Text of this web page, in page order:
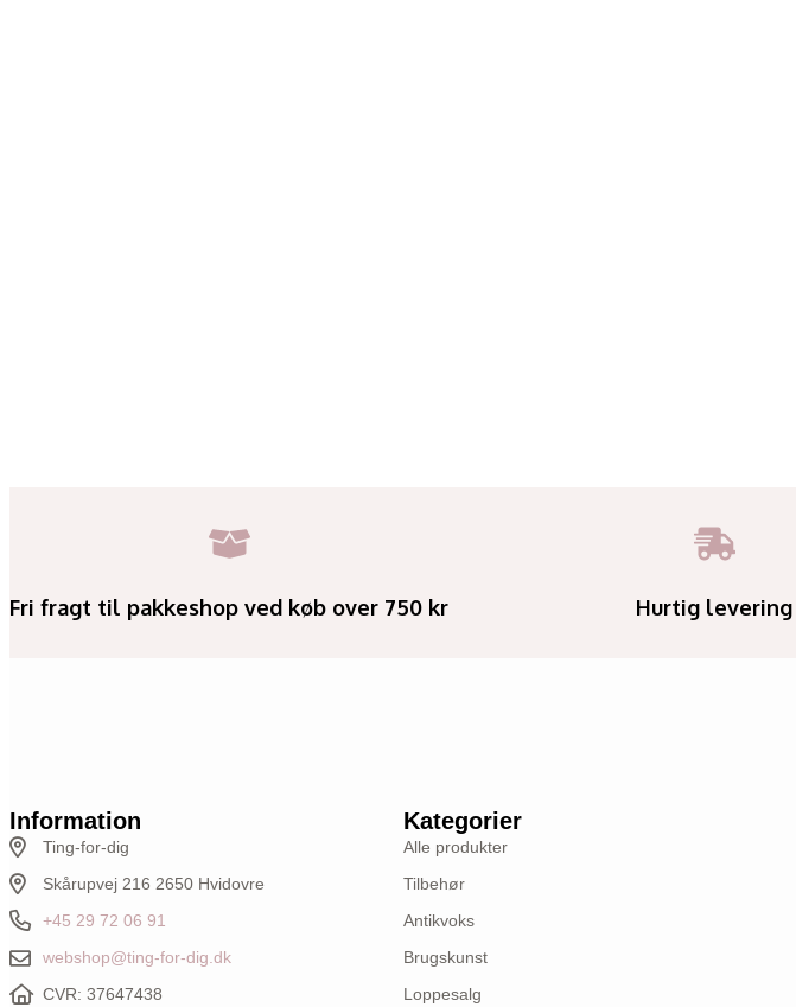
Fri fragt til pakkeshop ved køb over 750 kr Hurtig levering
Information
Ting-for-dig
Skårupvej 216 2650 Hvidovre
+45 29 72 06 91
webshop@ting-for-dig.dk
CVR: 37647438
Kategorier
Alle produkter
Tilbehør
Antikvoks
Brugskunst
Loppesalg